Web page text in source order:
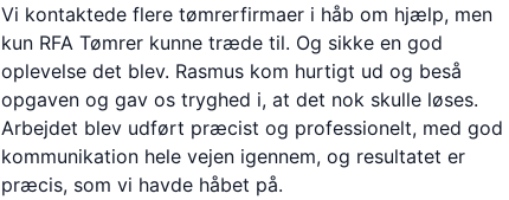
Vi kontaktede flere tømrerfirmaer i håb om hjælp, men
kun RFA Tømrer kunne træde til. Og sikke en god
oplevelse det blev. Rasmus kom hurtigt ud og beså
opgaven og gav os tryghed i, at det nok skulle løses.
Arbejdet blev udført præcist og professionelt, med god
kommunikation hele vejen igennem, og resultatet er
præcis, som vi havde håbet på.